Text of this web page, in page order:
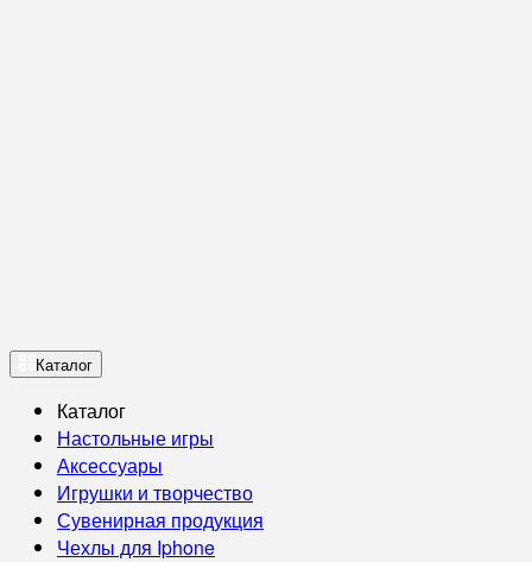
Каталог
Каталог
Настольные игры
Аксессуары
Игрушки и творчество
Сувенирная продукция
Чехлы для Iphone